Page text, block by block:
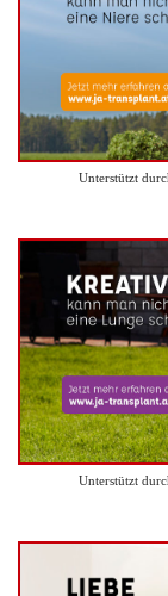
Unterstützt
Unterstützt